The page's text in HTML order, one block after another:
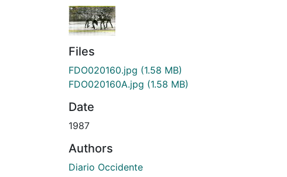
Files
FDO020160.jpg (1.58 MB)
FDO020160A.jpg (1.58 MB)
Date
1987
Authors
Diario Occidente